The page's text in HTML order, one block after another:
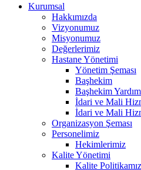
Kurumsal
Hakkımızda
Vizyonumuz
Misyonumuz
Değerlerimiz
Hastane Yönetimi
Yönetim Şeması
Başhekim
Başhekim
İdari ve Mali
İdari ve Mali
Organizasyon Şeması
Personelimiz
Hekimlerimiz
Kalite Yönetimi
Kalite Politikamız